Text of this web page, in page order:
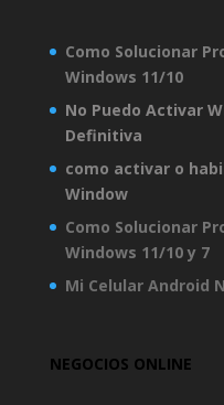
Como Solucionar
Windows 11/10
No Puedo Activar
Definitiva
como activar o
Window
Como Solucionar
Windows 11/10 y 7
Mi Celular Android
NEGOCIOS ONLINE